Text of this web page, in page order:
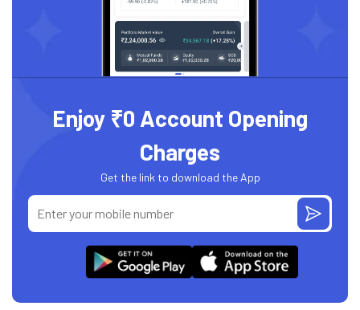
Enjoy ₹0 Account Opening
Charges
Get the link to download the App